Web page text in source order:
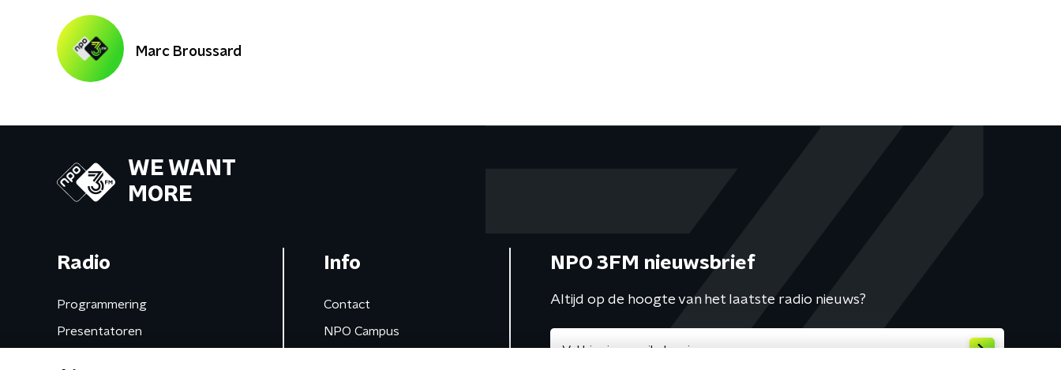
Marc Broussard
WE WANT
MORE
Radio
Programmering
Presentatoren
Info
Contact
NPO Campus
NPO 3FM nieuwsbrief
Altijd op de hoogte van het laatste radio nieuws?